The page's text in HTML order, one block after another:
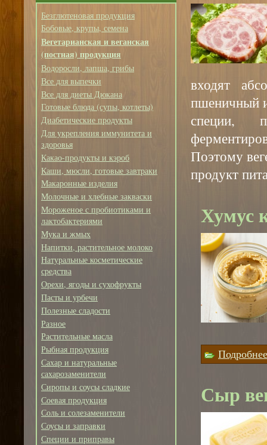
Безглютеновая продукция
Бобовые, крупы, семена
Вегетарианская и веганская
(постная) продукция
Водоросли, лапша, грибы
Все для выпечки
Все для диеты Дюкана
Готовые блюда (супы, котлеты)
Диабетические продукты
Для укрепления иммунитета и
здоровья
Какао-продукты и кэроб
Каши, мюсли, готовые завтраки
Макаронные изделия
Молочные и хлебные закваски
Мороженое с пробиотиками и
лактобактериями
Мука и жмых
Напитки, растительное молоко
Натуральные косметические
средства
Орехи, ягоды и сухофрукты
Пасты и урбечи
Полезные сладости
Разное
Растительные масла
Рыбная продукция
Сахар и натуральные
сахарозаменители
Сиропы и соусы сладкие
Соевая продукция
Соль и солезаменители
Соусы и заправки
Специи и приправы
входят
пшеничный
специи,
Поэтому
продукт
Хумус
Подробнее
Сыр